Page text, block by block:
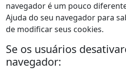
navegador é um pouco
Ajuda do seu navegador para
de modificar seus cookies.
Se os usuários
navegador: